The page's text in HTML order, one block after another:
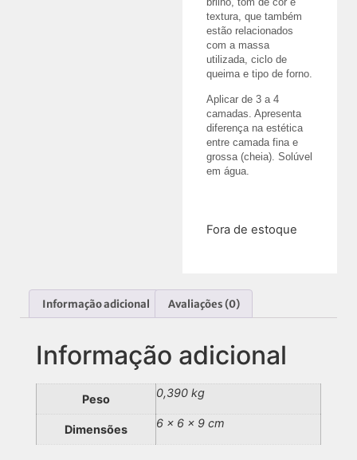
textura, que também
estão relacionados
com a massa
utilizada, ciclo de
queima e tipo de forno.
Aplicar de 3 a 4
camadas. Apresenta
diferença na estética
entre camada fina e
grossa (cheia). Solúvel
em água.
Fora de estoque
Informação adicional Avaliações (0)
Informação adicional
Peso 0,390 kg
Dimensões 6 × 6 × 9 cm